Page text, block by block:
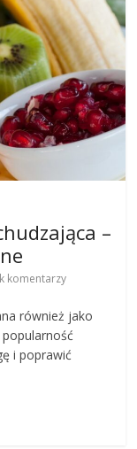
–
komentarzy
również jako
i poprawić